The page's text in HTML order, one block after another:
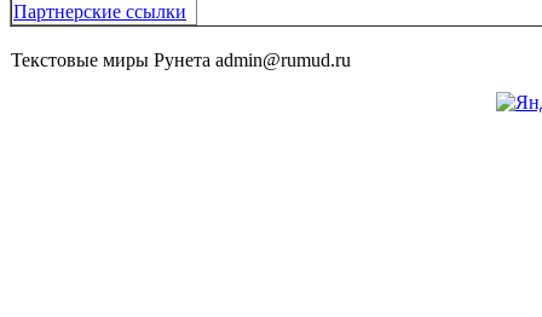
Партнерские ссылки
Текстовые миры Рунета admin@rumud.ru